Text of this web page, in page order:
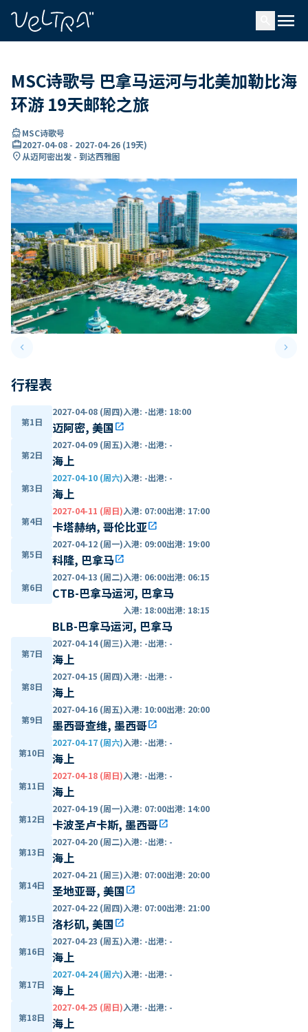
menu
MSC诗歌号 巴拿马运河与北美加勒比海
环游 19天邮轮之旅
directions_boatMSC诗歌号
card_travel2027-04-08 - 2027-04-26 (19天)
location_on从迈阿密出发 - 到达西雅图
keyboard_arrow_leftPrevious slide keyboard_arrow_right
行程表
第1日
2027-04-08 (周四)入港: -出港: 18:00
迈阿密, 美国open_in_new
第2日
2027-04-09 (周五)入港: -出港: -
海上
第3日
2027-04-10 (周六)入港: -出港: -
海上
第4日
2027-04-11 (周日)入港: 07:00出港: 17:00
卡塔赫纳, 哥伦比亚open_in_new
第5日
2027-04-12 (周一)入港: 09:00出港: 19:00
科隆, 巴拿马open_in_new
第6日
2027-04-13 (周二)入港: 06:00出港: 06:15
CTB-巴拿马运河, 巴拿马
入港: 18:00出港: 18:15
BLB-巴拿马运河, 巴拿马
第7日
2027-04-14 (周三)入港: -出港: -
海上
第8日
2027-04-15 (周四)入港: -出港: -
海上
第9日
2027-04-16 (周五)入港: 10:00出港: 20:00
墨西哥查维, 墨西哥open_in_new
第10日
2027-04-17 (周六)入港: -出港: -
海上
第11日
2027-04-18 (周日)入港: -出港: -
海上
第12日
2027-04-19 (周一)入港: 07:00出港: 14:00
卡波圣卢卡斯, 墨西哥open_in_new
第13日
2027-04-20 (周二)入港: -出港: -
海上
第14日
2027-04-21 (周三)入港: 07:00出港: 20:00
圣地亚哥, 美国open_in_new
第15日
2027-04-22 (周四)入港: 07:00出港: 21:00
洛杉矶, 美国open_in_new
第16日
2027-04-23 (周五)入港: -出港: -
海上
第17日
2027-04-24 (周六)入港: -出港: -
海上
第18日
2027-04-25 (周日)入港: -出港: -
海上